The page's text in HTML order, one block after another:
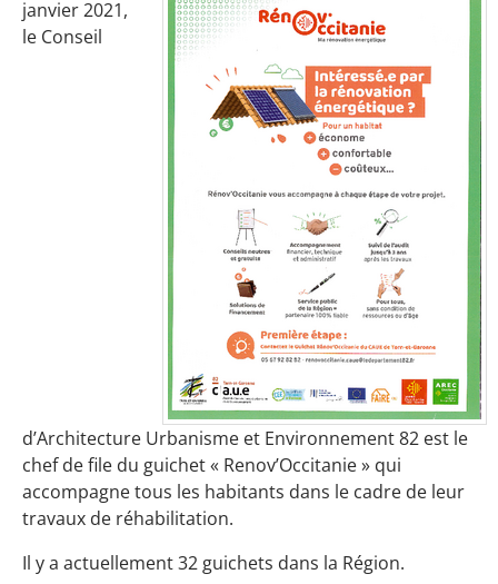
janvier 2021,
le Conseil
d’Architecture Urbanisme et Environnement 82 est le
chef de file du guichet « Renov’Occitanie » qui
accompagne tous les habitants dans le cadre de leur
travaux de réhabilitation.
Il y a actuellement 32 guichets dans la Région.